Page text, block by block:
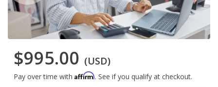
$995.00 (USD)
Pay over time with Affirm. See if you qualify at checkout.